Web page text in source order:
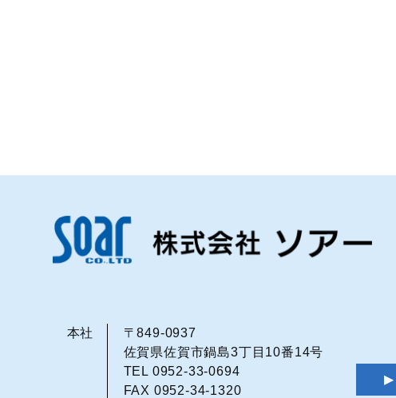
本社
〒849-0937
佐賀県佐賀市鍋島3丁目10番14号
TEL 0952-33-0694
FAX 0952-34-1320